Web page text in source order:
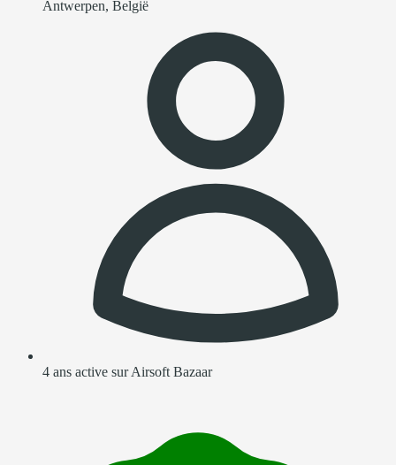
Antwerpen, België
4 ans active sur Airsoft Bazaar